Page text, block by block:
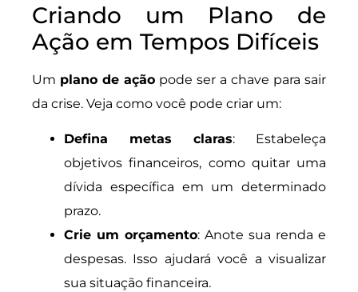
Criando um Plano de
Ação em Tempos Difíceis
Um plano de ação pode ser a chave para sair
da crise. Veja como você pode criar um:
Defina metas claras: Estabeleça
objetivos financeiros, como quitar uma
dívida específica em um determinado
prazo.
Crie um orçamento: Anote sua renda e
despesas. Isso ajudará você a visualizar
sua situação financeira.